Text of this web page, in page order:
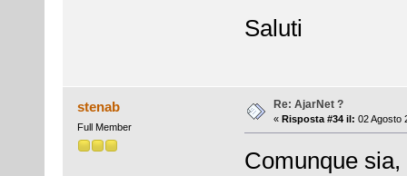
Saluti
stenab
Full Member
Re: AjarNet ?
« Risposta #34 il: 02 Agosto
Comunque